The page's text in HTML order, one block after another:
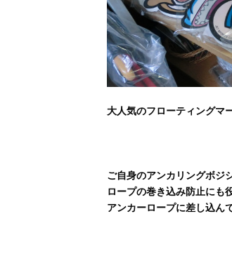
大人気のフローティングマ
ご自身のアンカリングボジ
ロープの巻き込み防止にも
アンカーロープに差し込ん